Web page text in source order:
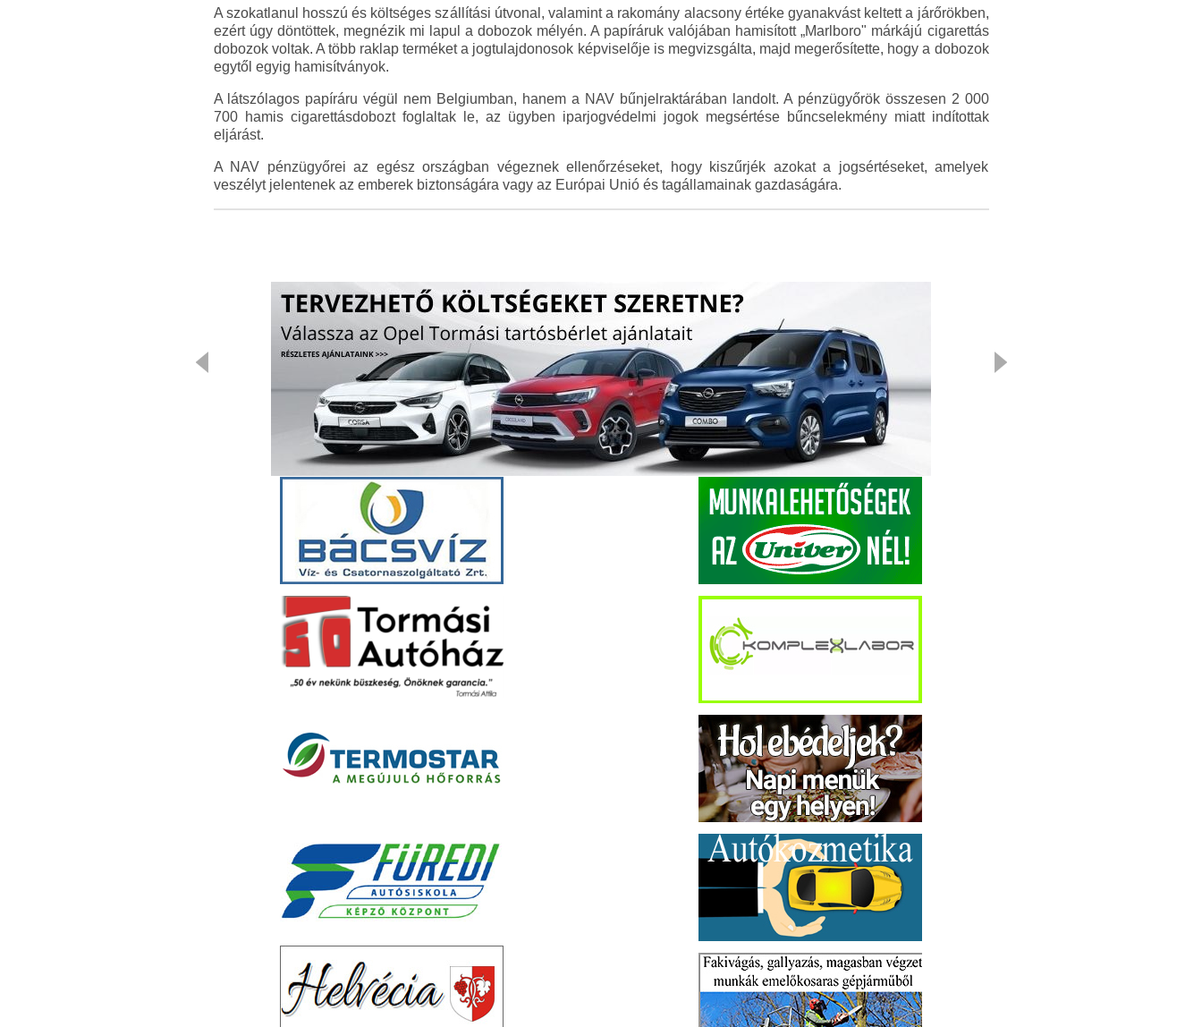
A szokatlanul hosszú és költséges szállítási útvonal, valamint a rakomány alacsony értéke gyanakvást keltett a járőrökben,
ezért úgy döntöttek, megnézik mi lapul a dobozok mélyén. A papíráruk valójában hamisított „Marlboro" márkájú cigarettás
dobozok voltak. A több raklap terméket a jogtulajdonosok képviselője is megvizsgálta, majd megerősítette, hogy a dobozok
egytől egyig hamisítványok.
A látszólagos papíráru végül nem Belgiumban, hanem a NAV bűnjelraktárában landolt. A pénzügyőrök összesen 2 000
700 hamis cigarettásdobozt foglaltak le, az ügyben iparjogvédelmi jogok megsértése bűncselekmény miatt indítottak
eljárást.
A NAV pénzügyőrei az egész országban végeznek ellenőrzéseket, hogy kiszűrjék azokat a jogsértéseket, amelyek
veszélyt jelentenek az emberek biztonságára vagy az Európai Unió és tagállamainak gazdaságára.